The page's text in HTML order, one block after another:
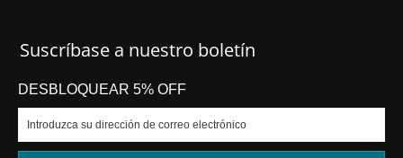
Suscríbase a nuestro boletín
DESBLOQUEAR 5% OFF